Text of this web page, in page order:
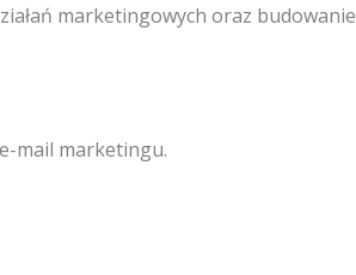
marketingowych oraz
mail marketingu.